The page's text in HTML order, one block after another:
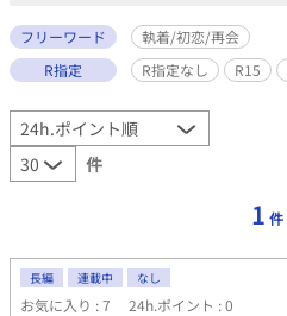
フリーワード
執着/初恋/再会
R指定
R指定なし R15
件
1 件
長編 連載中 なし
お気に入り : 7 24h.ポイント : 0